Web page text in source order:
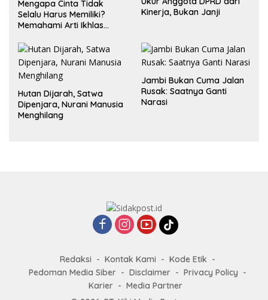
Mengapa Cinta Tidak
Selalu Harus Memiliki?
Memahami Arti Ikhlas
Kinerja, Bukan Janji
Hutan Dijarah, Satwa
Dipenjara, Nurani Manusia
Menghilang
Jambi Bukan Cuma Jalan
Rusak: Saatnya Ganti
Narasi
Redaksi Kontak Kami
Kode Etik
Pedoman Media Siber
Disclaimer
Privacy Policy
Karier
Media Partner